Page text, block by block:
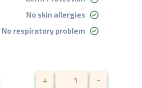
No skin allergies
No respiratory problem
-
+